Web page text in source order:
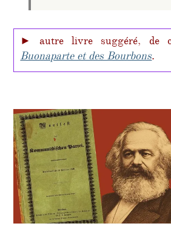
► autre livre suggéré,
Buonaparte et des Bourbons.